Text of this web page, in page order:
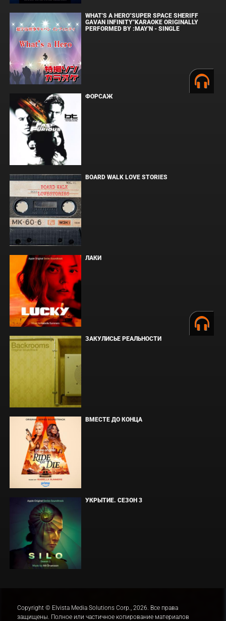
WHAT'S A HERO"SUPER SPACE SHERIFF
GAVAN INFINITY"KARAOKE ORIGINALLY
PERFORMED BY :MAY'N - SINGLE
ФОРСАЖ
BOARD WALK LOVE STORIES
ЛАКИ
ЗАКУЛИСЬЕ РЕАЛЬНОСТИ
ВМЕСТЕ ДО КОНЦА
УКРЫТИЕ. СЕЗОН 3
Copyright © Elvista Media Solutions Corp., 2026. Все права
защищены. Полное или частичное копирование материалов